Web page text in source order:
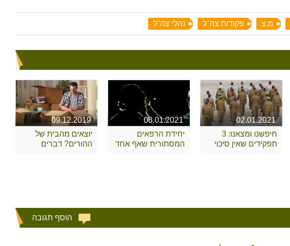
מ.צ פקודות צה"ל נהלי צה"ל
02.01.2021
חיפשנו ומצאנו: 3
תפקידים שאין סיכוי
08.01.2021
יחידת הרפאים
המסתורית שאף אחד
09.12.2019
יוצאים מהבית של
ההורים? דברים
הוסף תגובה